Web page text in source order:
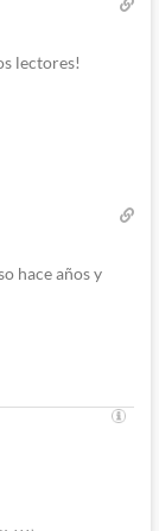
lectores!
hace años y